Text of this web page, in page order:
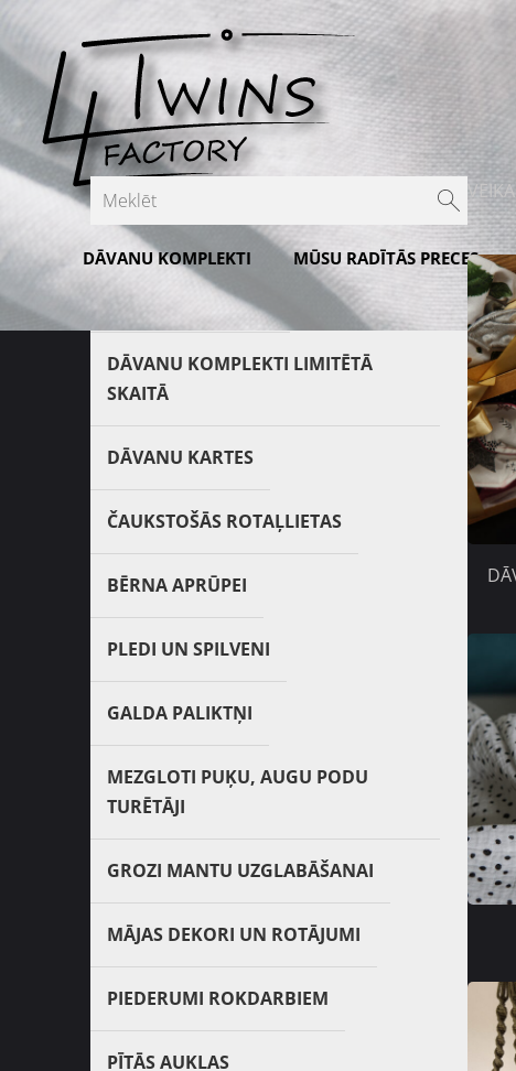
DĀVANU KOMPLEKTI MŪSU RADĪTĀS PRECES
Īpašie piedāvājumi
DĀVANU KOMPLEKTI LIMITĒTĀ
SKAITĀ
DĀVANU KARTES
ČAUKSTOŠĀS ROTAĻLIETAS
BĒRNA APRŪPEI
PLEDI UN SPILVENI
GALDA PALIKTŅI
MEZGLOTI PUĶU, AUGU PODU
TURĒTĀJI
GROZI MANTU UZGLABĀŠANAI
MĀJAS DEKORI UN ROTĀJUMI
PIEDERUMI ROKDARBIEM
PĪTĀS AUKLAS